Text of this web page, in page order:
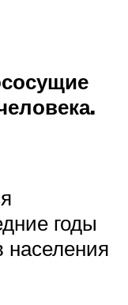
годы